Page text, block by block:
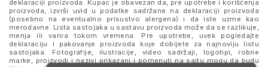
deklaraciji proizvoda. Kupac je obavezan da, pre upotrebe i korišćenja
proizvoda, izvrši uvid u podatke sadržane na deklaraciji proizvoda
(posebno na eventualno prisustvo alergena) i da iste uzme kao
merodavne. Lista sastojaka u sastavu proizvoda može da se razlikuje,
menja ili varira tokom vremena. Pre upotrebe, uvek pogledajte
deklaraciju i pakovanje proizvoda koje dobijete za najnoviju listu
sastojaka. Fotografije, ilustracije, video sadržaji, logotipi, robne
marke, proizvodi i nazivi prikazani i pomenuti na sajtu mogu da budu